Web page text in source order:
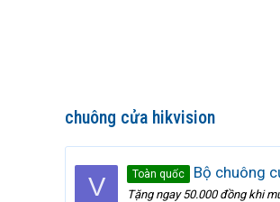
chuông cửa hikvision
V Toàn quốc Bộ chuông
Tặng ngay 50.000 đồng khi